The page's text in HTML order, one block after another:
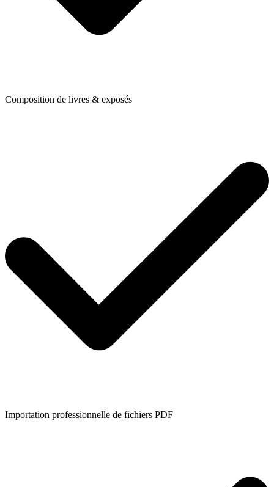
Composition de livres & exposés
Importation professionnelle de fichiers PDF